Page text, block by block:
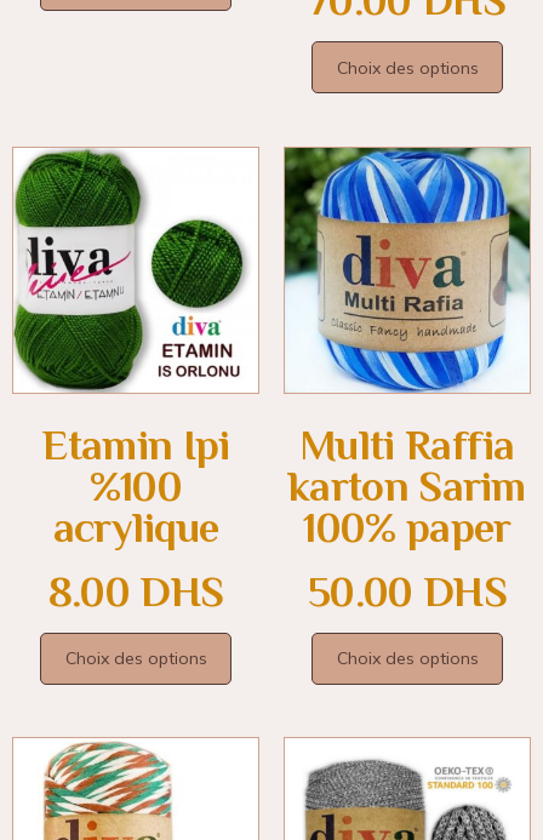
Choix des options
Etamin Ipi
%100
acrylique
8.00 DHS
Choix des options
Multi Raffia
karton Sarim
100% paper
50.00 DHS
Choix des options